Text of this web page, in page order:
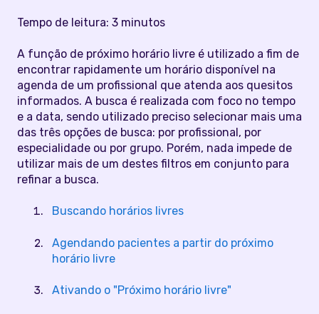
Tempo de leitura: 3 minutos
A função de próximo horário livre é utilizado a fim de
encontrar rapidamente um horário disponível na
agenda de um profissional que atenda aos quesitos
informados. A busca é realizada com foco no tempo
e a data, sendo utilizado preciso selecionar mais uma
das três opções de busca: por profissional, por
especialidade ou por grupo. Porém, nada impede de
utilizar mais de um destes filtros em conjunto para
refinar a busca.
Buscando horários livres
Agendando pacientes a partir do próximo
horário livre
Ativando o "Próximo horário livre"